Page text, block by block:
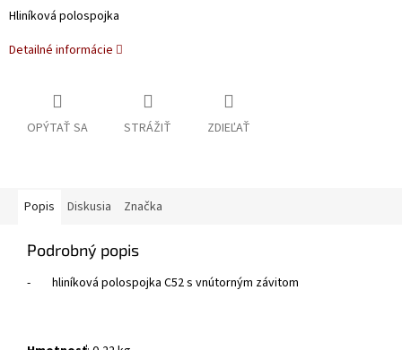
Hliníková polospojka
Detailné informácie
OPÝTAŤ SA STRÁŽIŤ ZDIEĽAŤ
Popis Diskusia Značka
Podrobný popis
- hliníková polospojka C52 s vnútorným závitom